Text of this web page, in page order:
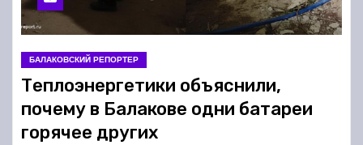
БАЛАКОВСКИЙ РЕПОРТЕР
Теплоэнергетики объяснили,
почему в Балакове одни батареи
горячее других